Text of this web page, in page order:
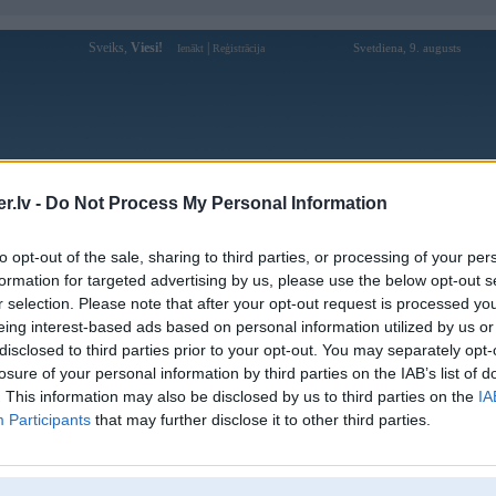
- Do Not Process My Personal Information
opt-out of the sale, sharing to third parties, or processing of your
for targeted advertising by us, please use the below opt-out
selection. Please note that after your opt-out request is processed
interest-based ads based on personal information utilized by us
to third parties prior to your opt-out. You may separately
of your personal information by third parties on the IAB’s list of
This information may also be disclosed by us to third parties on the
Participants that may further disclose it to other third parties.
Sveiks, Viesi! Ienākt Reģistrācija Svetdiena, 9. augusts
Forums Galerijas Reģistrācija Lietotāji
Lietotāja V-Maxers profils
Pēdējo reizi manīts: 25. Oct 2021, 21:38
Lietotājvārds:
V-Maxers
Braucu ar:
E24; GK20; MZ20; RU20
Nodarbošanās:
Veselīgas
Intereses:
Sportiskas
[Pēdējie ziņojumi forumā]